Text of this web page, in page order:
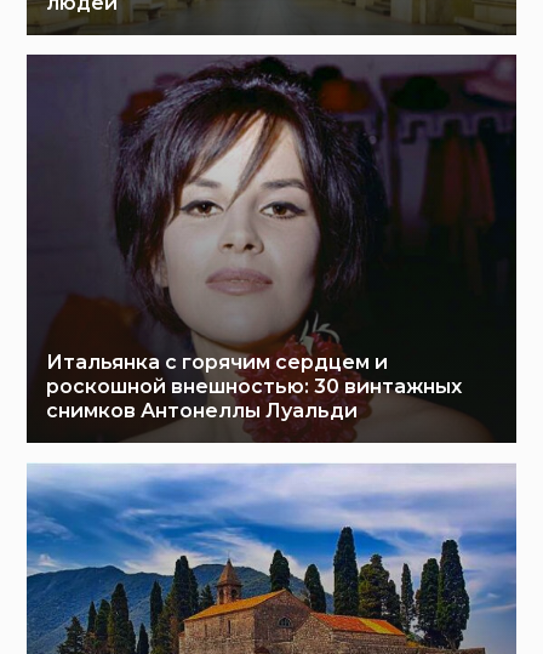
Итальянка с горячим сердцем и
роскошной внешностью: 30 винтажных
снимков Антонеллы Луальди